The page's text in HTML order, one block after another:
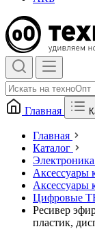
Главная
Главная
Каталог
Электроника
Аксессуары
Аксессуары
Цифровые
Ресивер
пластик,